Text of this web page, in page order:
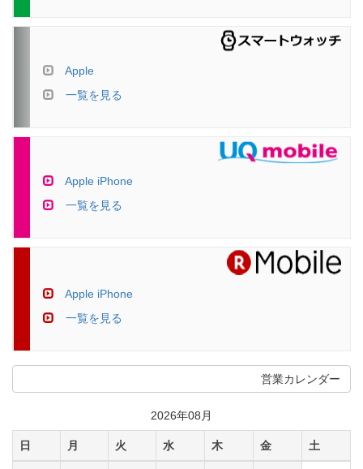
Apple
一覧を見る
Apple iPhone
一覧を見る
Apple iPhone
一覧を見る
営業カレンダー
2026年08月
日 月 火 水 木 金 土